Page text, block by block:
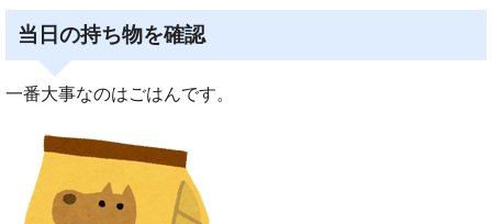
当日の持ち物を確認
一番大事なのはごはんです。